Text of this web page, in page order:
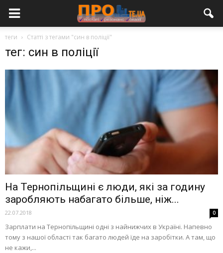
теги Статті з тегами "син в поліції"
тег: син в поліції
На Тернопільщині є люди, які за годину
заробляють набагато більше, ніж...
22.07.2018 0
Зарплати на Тернопільщині одні з найнижчих в Україні. Напевно
тому з нашої області так багато людей їде на заробітки. А там, що
не кажи,...